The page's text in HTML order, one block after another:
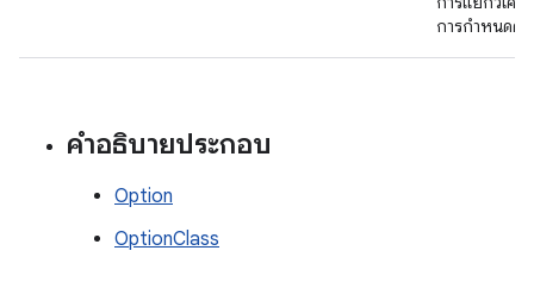
การกำหนดค่
คำอธิบายประกอบ
Option
OptionClass